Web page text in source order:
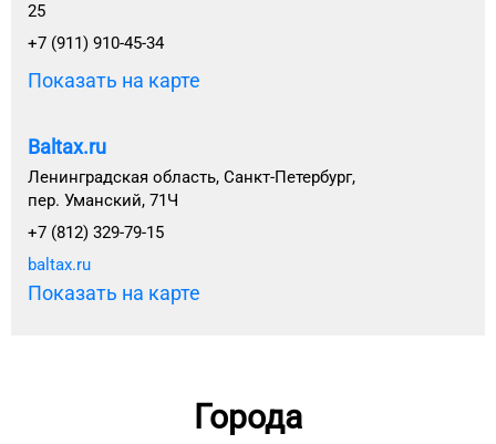
25
+7 (911) 910-45-34
Показать на карте
Baltax.ru
Ленинградская область, Санкт-Петербург,
пер. Уманский, 71Ч
+7 (812) 329-79-15
baltax.ru
Показать на карте
Города